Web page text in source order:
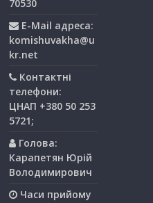
70530
E-Mail адреса:
komishuvakha@u
kr.net
Контактні
телефони:
ЦНАП +380 50 253
5721;
Голова:
Карапетян Юрій
Володимирович
Часи прийому